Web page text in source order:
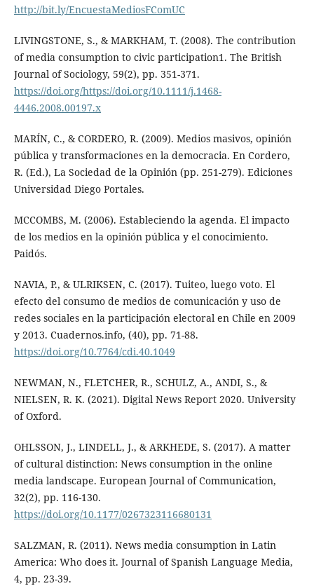
http://bit.ly/EncuestaMediosFComUC
LIVINGSTONE, S., & MARKHAM, T. (2008). The contribution
of media consumption to civic participation1. The British
Journal of Sociology, 59(2), pp. 351-371.
https://doi.org/https://doi.org/10.1111/j.1468-
4446.2008.00197.x
MARÍN, C., & CORDERO, R. (2009). Medios masivos, opinión
pública y transformaciones en la democracia. En Cordero,
R. (Ed.), La Sociedad de la Opinión (pp. 251-279). Ediciones
Universidad Diego Portales.
MCCOMBS, M. (2006). Estableciendo la agenda. El impacto
de los medios en la opinión pública y el conocimiento.
Paidós.
NAVIA, P., & ULRIKSEN, C. (2017). Tuiteo, luego voto. El
efecto del consumo de medios de comunicación y uso de
redes sociales en la participación electoral en Chile en 2009
y 2013. Cuadernos.info, (40), pp. 71-88.
https://doi.org/10.7764/cdi.40.1049
NEWMAN, N., FLETCHER, R., SCHULZ, A., ANDI, S., &
NIELSEN, R. K. (2021). Digital News Report 2020. University
of Oxford.
OHLSSON, J., LINDELL, J., & ARKHEDE, S. (2017). A matter
of cultural distinction: News consumption in the online
media landscape. European Journal of Communication,
32(2), pp. 116-130.
https://doi.org/10.1177/0267323116680131
SALZMAN, R. (2011). News media consumption in Latin
America: Who does it. Journal of Spanish Language Media,
4, pp. 23-39.